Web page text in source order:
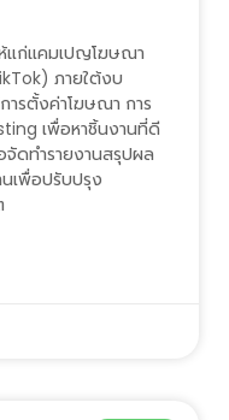
ห้แก่แคมเปญโฆษณา
ภายใต้งบ
รตั้งค่าโฆษณา การ
เพื่อหาชิ้นงานที่ดี
จัดทำรายงานสรุปผล
เพื่อปรับปรุง